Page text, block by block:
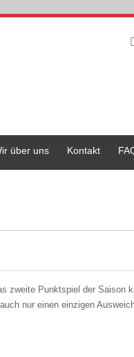
über uns Kontakt
Punktspiel der Saison
nur einen einzigen